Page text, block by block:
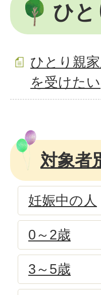
ひと
ひとり親
を受けたい
対象者
妊娠中の人
0～2歳
3～5歳